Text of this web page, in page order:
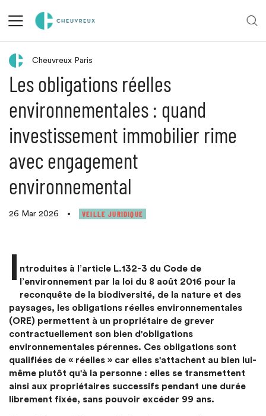
Retour aux actualités
Cheuvreux Paris
Les obligations réelles
environnementales : quand
investissement immobilier rime
avec engagement
environnemental
26 Mar 2026 • VEILLE JURIDIQUE
ntroduites à l’article L.132-3 du Code de
l’environnement par la loi du 8 août 2016 pour la
reconquête de la biodiversité, de la nature et des
paysages, les obligations réelles environnementales
(ORE) permettent à un propriétaire de grever
contractuellement son bien d'obligations
environnementales pérennes. Ces obligations sont
qualifiées de « réelles » car elles s'attachent au bien lui-
même plutôt qu'à la personne : elles se transmettent
ainsi aux propriétaires successifs pendant une durée
librement fixée, sans pouvoir excéder 99 ans.